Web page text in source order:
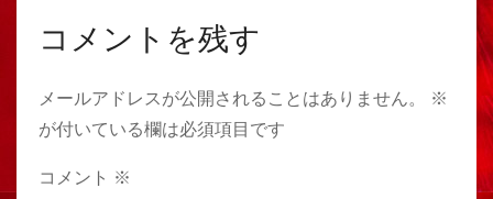
コメントを残す
メールアドレスが公開されることはありません。
※
が付いている欄は必須項目です
コメント ※